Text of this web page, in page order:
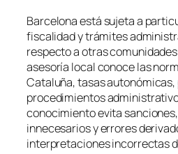
Barcelona está sujeta a
fiscalidad y trámites
respecto a otras
asesoría local conoce las
Cataluña, tasas autonómicas,
procedimientos
conocimiento evita
innecesarios y errores
interpretaciones incorrectas